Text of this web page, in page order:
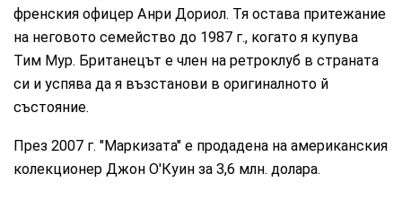
френския офицер Анри Дориол. Тя остава притежание
на неговото семейство до 1987 г., когато я купува
Тим Мур. Британецът е член на ретроклуб в страната
си и успява да я възстанови в оригиналното й
състояние.
През 2007 г. "Маркизата" е продадена на американския
колекционер Джон О'Куин за 3,6 млн. долара.